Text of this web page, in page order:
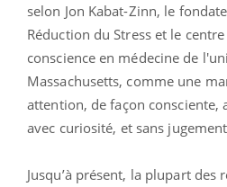
selon Jon Kabat-Zinn, le
Réduction du Stress et le
conscience en médecine de
Massachusetts, comme une
attention, de façon consciente,
avec curiosité, et sans
Jusqu’à présent, la plupart des